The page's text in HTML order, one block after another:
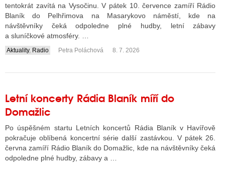
tentokrát zavítá na Vysočinu. V pátek 10. července zamíří Rádio
Blaník do Pelhřimova na Masarykovo náměstí, kde na
návštěvníky čeká odpoledne plné hudby, letní zábavy
a sluníčkové atmosféry. …
....
Aktuality, Radio Petra Poláchová 8. 7. 2026
Letní koncerty Rádia Blaník míří do
Domažlic
Po úspěšném startu Letních koncertů Rádia Blaník v Havířově
pokračuje oblíbená koncertní série další zastávkou. V pátek 26.
června zamíří Rádio Blaník do Domažlic, kde na návštěvníky čeká
odpoledne plné hudby, zábavy a …